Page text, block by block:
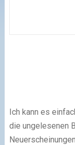
Ich kann es
die ungelesenen